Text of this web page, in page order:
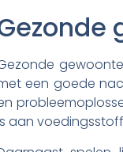
een goede
aan